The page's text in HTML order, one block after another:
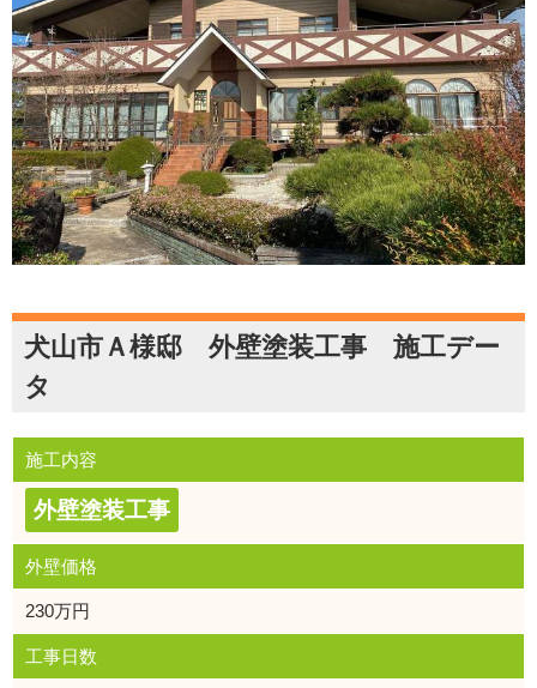
犬山市Ａ様邸 外壁塗装工事 施工デー
タ
施工内容
外壁塗装工事
外壁価格
230万円
工事日数